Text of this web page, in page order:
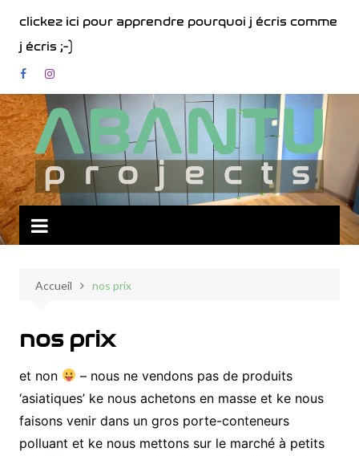
contenu
clickez ici pour apprendre pourquoi j écris comme
j écris ;-)
Accueil nos prix
nos prix
et non
– nous ne vendons pas de produits
‘asiatiques’ ke nous achetons en masse et ke nous
faisons venir dans un gros porte-conteneurs
polluant et ke nous mettons sur le marché à petits